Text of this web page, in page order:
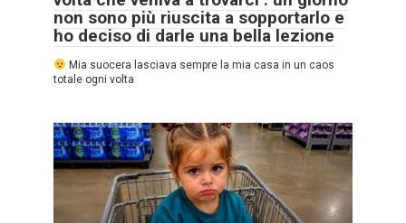
non sono più riuscita a sopportarlo e
ho deciso di darle una bella lezione
Mia suocera lasciava sempre la mia casa in un caos
totale ogni volta